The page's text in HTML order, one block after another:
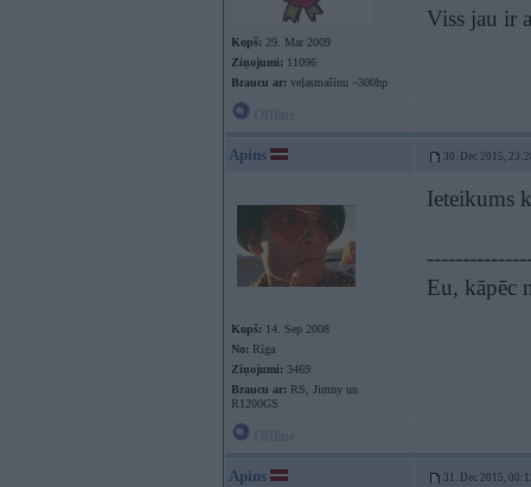
Kopš: 29. Mar 2009
Ziņojumi: 11096
Braucu ar: veļasmašīnu ~300hp
Viss jau ir
Apins 30. Dec 2015,
Kopš: 14. Sep 2008
No: Rīga
Ziņojumi: 3469
Braucu ar: RS, Jimny un
R1200GS
Ieteikums
Eu, kāpēc
Apins 31. Dec 2015,